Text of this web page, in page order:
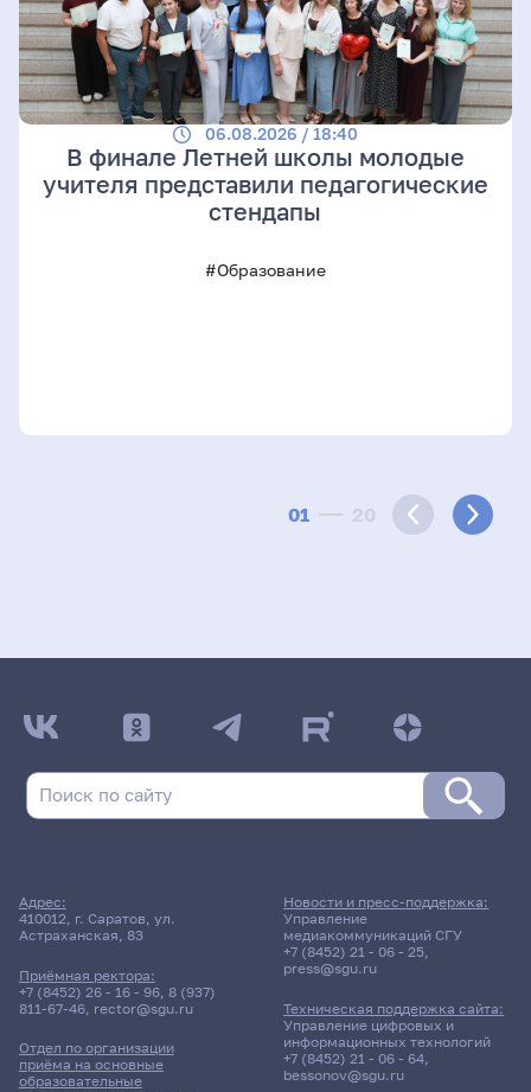
01 20
06.08.2026 / 18:40
В финале Летней школы молодые
учителя представили педагогические
стендапы
#Образование
Адрес:
410012, г. Саратов, ул.
Астраханская, 83
Приёмная ректора:
+7 (8452) 26 - 16 - 96, 8 (937)
811-67-46, rector@sgu.ru
Отдел по организации
приёма на основные
образовательные
Новости и пресс-поддержка:
Управление
медиакоммуникаций СГУ
+7 (8452) 21 - 06 - 25,
press@sgu.ru
Техническая поддержка сайта:
Управление цифровых и
информационных технологий
+7 (8452) 21 - 06 - 64,
bessonov@sgu.ru